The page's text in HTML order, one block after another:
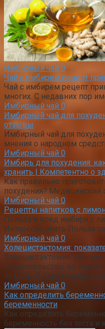
Имбирный чай 0
Чай с имбирем рецепт
Чай с имбирем рецепт
многих. С недавних пор
Имбирный чай 0
Имбирный чай для
отзывы
Имбирный чай для
мнения о народном
Имбирный чай 0
Имбирь для похудения:
хранить | Компетентно о
Как правильно
похудения? Медицинский
Имбирный чай 0
Рецепты напитков с
Польза и вред имбиря с
Интересно знать Польза
Имбирный чай 0
Холецистэктомия:
Холецистэктомия
вмешательство, во
пузырь. В современных
Имбирный чай 0
Как определить
беременности
Как определить
беременность без теста и